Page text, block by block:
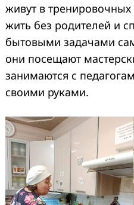
живут в тренировочных
жить без родителей и
бытовыми задачами
они посещают
занимаются с
своими руками.